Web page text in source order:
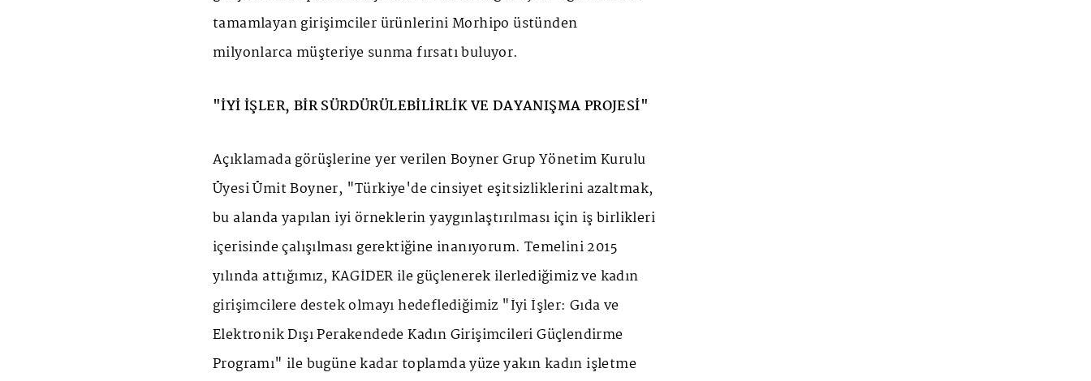
tamamlayan girişimciler ürünlerini Morhipo üstünden
milyonlarca müşteriye sunma fırsatı buluyor.
"İYİ İŞLER, BİR SÜRDÜRÜLEBİLİRLİK VE DAYANIŞMA PROJESİ"
Açıklamada görüşlerine yer verilen Boyner Grup Yönetim Kurulu
Üyesi Ümit Boyner, "Türkiye'de cinsiyet eşitsizliklerini azaltmak,
bu alanda yapılan iyi örneklerin yaygınlaştırılması için iş birlikleri
içerisinde çalışılması gerektiğine inanıyorum. Temelini 2015
yılında attığımız, KAGİDER ile güçlenerek ilerlediğimiz ve kadın
girişimcilere destek olmayı hedeflediğimiz "İyi İşler: Gıda ve
Elektronik Dışı Perakendede Kadın Girişimcileri Güçlendirme
Programı" ile bugüne kadar toplamda yüze yakın kadın işletme